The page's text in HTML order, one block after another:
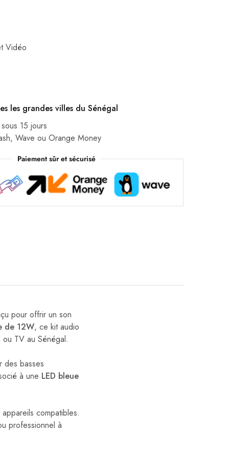
Vidéo
les grandes villes du Sénégal
15 jours
Wave ou Orange Money
Paiement sûr et sécurisé
pour offrir un son
de 12W, ce kit audio
TV au Sénégal.
des basses
à une LED bleue
compatibles.
professionnel à